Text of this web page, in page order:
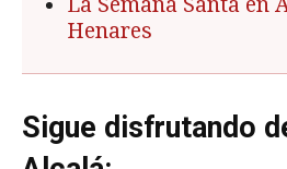
Henares
Sigue disfrutando